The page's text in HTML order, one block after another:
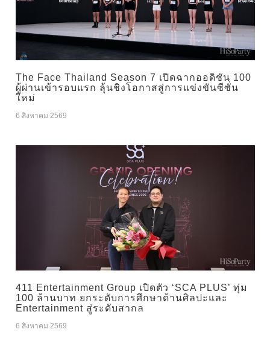
The Face Thailand Season 7 เปิดฉากออดิชัน 100
ผู้ผ่านเข้ารอบแรก ลุ้นชิงโอกาสสู่การแข่งขันซีซั่น
ใหม่
6 สิงหาคม 2569
411 Entertainment Group เปิดตัว ‘SCA PLUS’ ทุ่ม
100 ล้านบาท ยกระดับการศึกษาด้านศิลปะและ
Entertainment สู่ระดับสากล
6 สิงหาคม 2569